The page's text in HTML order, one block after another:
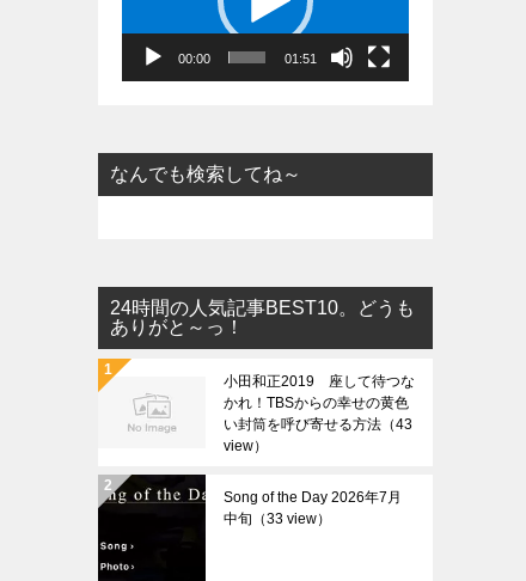
ヤ
00:00 01:51
なんでも検索してね～
24時間の人気記事BEST10。どうも
ありがと～っ！
小田和正2019 座して待つな
かれ！TBSからの幸せの黄色
い封筒を呼び寄せる方法（43
view）
Song of the Day 2026年7月
中旬（33 view）